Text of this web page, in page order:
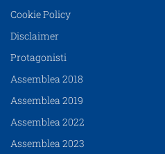
Cookie Policy
Disclaimer
Protagonisti
Assemblea 2018
Assemblea 2019
Assemblea 2022
Assemblea 2023